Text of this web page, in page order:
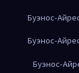
Буэнос-
Буэнос-
Буэнос-